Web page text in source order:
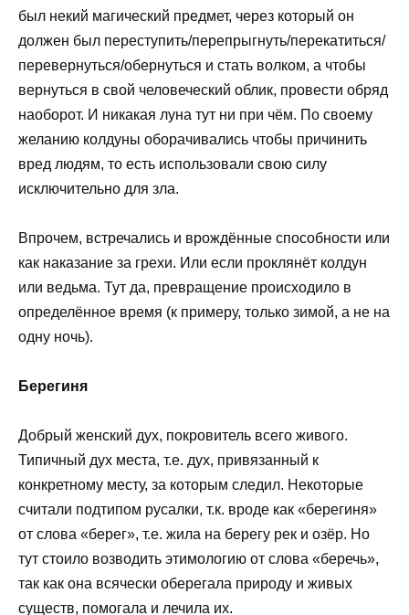
был некий магический предмет, через который он
должен был переступить/перепрыгнуть/перекатиться/
перевернуться/обернуться и стать волком, а чтобы
вернуться в свой человеческий облик, провести обряд
наоборот. И никакая луна тут ни при чём. По своему
желанию колдуны оборачивались чтобы причинить
вред людям, то есть использовали свою силу
исключительно для зла.
Впрочем, встречались и врождённые способности или
как наказание за грехи. Или если проклянёт колдун
или ведьма. Тут да, превращение происходило в
определённое время (к примеру, только зимой, а не на
одну ночь).
Берегиня
Добрый женский дух, покровитель всего живого.
Типичный дух места, т.е. дух, привязанный к
конкретному месту, за которым следил. Некоторые
считали подтипом русалки, т.к. вроде как «берегиня»
от слова «берег», т.е. жила на берегу рек и озёр. Но
тут стоило возводить этимологию от слова «беречь»,
так как она всячески оберегала природу и живых
существ, помогала и лечила их.